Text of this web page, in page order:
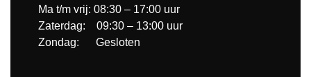
Ma t/m vrij: 08:30 – 17:00 uur
Zaterdag: 09:30 – 13:00 uur
Zondag: Gesloten